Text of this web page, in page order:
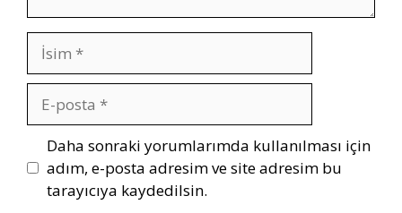
İsim
posta
İnternet
sitesi
Daha sonraki yorumlarımda kullanılması için
adım, e-posta adresim ve site adresim bu
tarayıcıya kaydedilsin.